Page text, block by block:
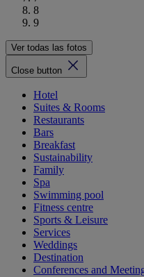
8
9
Ver todas las fotos
Close button
Hotel
Suites & Rooms
Restaurants
Bars
Breakfast
Sustainability
Family
Spa
Swimming pool
Fitness centre
Sports & Leisure
Services
Weddings
Destination
Conferences and